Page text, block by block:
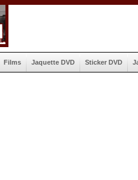
Films Jaquette DVD Sticker DVD